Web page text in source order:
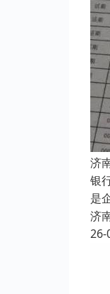
济
银
是
济
26-